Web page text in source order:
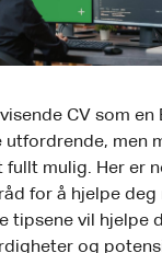
CV som en
utfordrende, men
mulig. Her er
for å hjelpe deg
tipsene vil hjelpe
og